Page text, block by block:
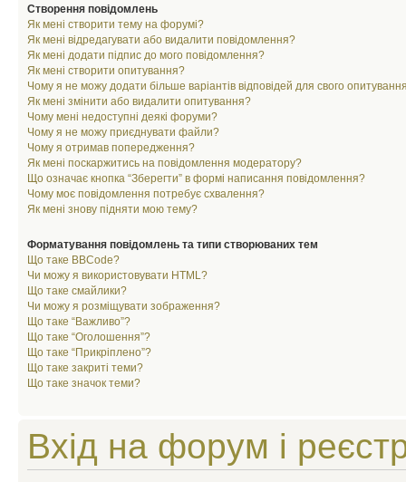
Створення повідомлень
Як мені створити тему на форумі?
Як мені відредагувати або видалити повідомлення?
Як мені додати підпис до мого повідомлення?
Як мені створити опитування?
Чому я не можу додати більше варіантів відповідей для свого
Як мені змінити або видалити опитування?
Чому мені недоступні деякі форуми?
Чому я не можу приєднувати файли?
Чому я отримав попередження?
Як мені поскаржитись на повідомлення модератору?
Що означає кнопка “Зберегти” в формі написання повідомлення?
Чому моє повідомлення потребує схвалення?
Як мені знову підняти мою тему?
Форматування повідомлень та типи створюваних тем
Що таке BBCode?
Чи можу я використовувати HTML?
Що таке смайлики?
Чи можу я розміщувати зображення?
Що таке “Важливо”?
Що таке “Оголошення”?
Що таке “Прикріплено”?
Що таке закриті теми?
Що таке значок теми?
Вхід на форум і